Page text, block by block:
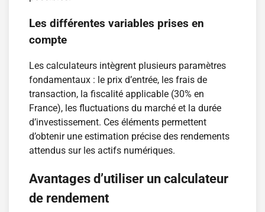
Les différentes variables prises en
compte
Les calculateurs intègrent plusieurs paramètres
fondamentaux : le prix d’entrée, les frais de
transaction, la fiscalité applicable (30% en
France), les fluctuations du marché et la durée
d’investissement. Ces éléments permettent
d’obtenir une estimation précise des rendements
attendus sur les actifs numériques.
Avantages d’utiliser un calculateur
de rendement